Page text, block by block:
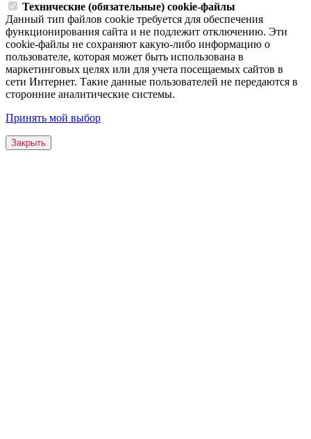
Технические (обязательные) cookie-файлы
Данный тип файлов cookie требуется для обеспечения
функционирования сайта и не подлежит отключению. Эти
сookie-файлы не сохраняют какую-либо информацию о
пользователе, которая может быть использована в
маркетинговых целях или для учета посещаемых сайтов в
сети Интернет. Такие данные пользователей не передаются в
сторонние аналитические системы.
Принять мой выбор
Закрыть